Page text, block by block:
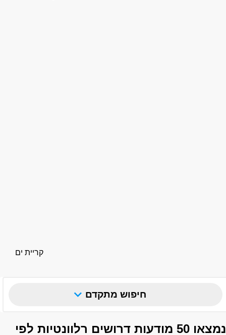
קריית ים
חיפוש מתקדם
נמצאו 50 מודעות דרושים רלוונטיות לפי